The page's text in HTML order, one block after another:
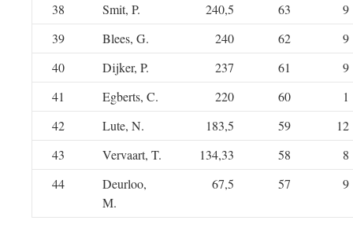
38 Smit, P. 240,5 63
9
39
Blees, G. 240 62
9
40
Dijker, P. 237 61
9
41
Egberts, C. 220 60
1
42
Lute, N. 183,5 59
12
43
Vervaart, T. 134,33 58
8
44
Deurloo,
M.
67,5 57 9